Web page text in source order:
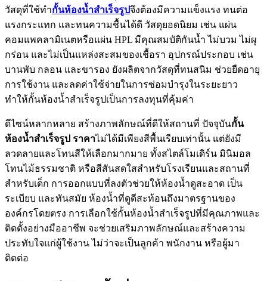
วัสดุที่ใช้ทำกั้นห้องน้ำสำเร็จรูปจึงต้องมีความแข็งแรง ทนต่อ
แรงกระแทก และทนความชื้นได้ดี วัสดุยอดนิยม เช่น แผ่น
คอมแพคลามิเนตหรือแผ่น HPL มีคุณสมบัติกันน้ำ ไม่บวม ไม่ผุ
กร่อน และไม่เป็นแหล่งสะสมของเชื้อรา อุปกรณ์ประกอบ เช่น
บานพับ กลอน และขารอง ยังผลิตจากวัสดุที่ทนสนิม ช่วยยืดอายุ
การใช้งาน และลดค่าใช้จ่ายในการซ่อมบำรุงในระยะยาว
ทำให้กั้นห้องน้ำสำเร็จรูปเป็นการลงทุนที่คุ้มค่า
ดีไซน์หลากหลาย สร้างภาพลักษณ์ที่ดีให้สถานที่ ปัจจุบันกั้น
ห้องน้ำสำเร็จรูป ราคาไม่ได้มีเพียงสีพื้นเรียบเท่านั้น แต่ยังมี
ลวดลายและโทนสีให้เลือกมากมาย ทั้งสไตล์โมเดิร์น มินิมอล
โทนไม้ธรรมชาติ หรือสีสันสดใสสำหรับโรงเรียนและสถานที่
สำหรับเด็ก การออกแบบที่ลงตัวช่วยให้ห้องน้ำดูสะอาด เป็น
ระเบียบ และทันสมัย ห้องน้ำที่ดูดีสะท้อนถึงมาตรฐานของ
องค์กรโดยตรง การเลือกใช้กั้นห้องน้ำสำเร็จรูปที่มีคุณภาพและ
ติดตั้งอย่างมืออาชีพ จะช่วยเสริมภาพลักษณ์และสร้างความ
ประทับใจแก่ผู้ใช้งาน ไม่ว่าจะเป็นลูกค้า พนักงาน หรือผู้มา
ติดต่อ